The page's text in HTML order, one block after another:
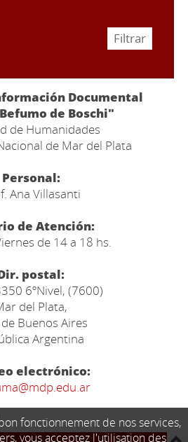
Documental
de Boschi"
de Humanidades
de Mar del Plata
Personal:
Ana Villasanti
de Atención:
de 14 a 18 hs.
postal:
6ºNivel, (7600)
del Plata,
de Buenos Aires
Argentina
electrónico:
fonctionnement de nos services,
vous acceptez l'utilisation des